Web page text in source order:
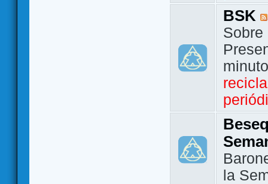
BSK
Sobre
la